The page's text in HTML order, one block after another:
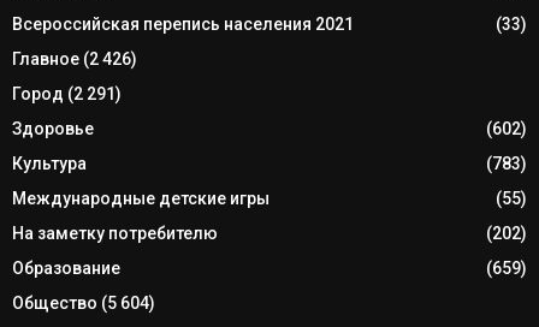
Всероссийская перепись населения 2021
(33)
Главное (2 426)
Город (2 291)
Здоровье
(602)
Культура
(783)
Международные детские игры
(55)
На заметку потребителю
(202)
Образование
(659)
Общество (5 604)